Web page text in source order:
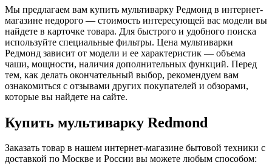
Мы предлагаем вам купить мультиварку Редмонд в интернет-
магазине недорого — стоимость интересующей вас модели вы
найдете в карточке товара. Для быстрого и удобного поиска
используйте специальные фильтры. Цена мультиварки
Редмонд зависит от модели и ее характеристик — объема
чаши, мощности, наличия дополнительных функций. Перед
тем, как делать окончательный выбор, рекомендуем вам
ознакомиться с отзывами других покупателей и обзорами,
которые вы найдете на сайте.
Купить мультиварку Redmond
Заказать товар в нашем интернет-магазине бытовой техники с
доставкой по Москве и России вы можете любым способом: